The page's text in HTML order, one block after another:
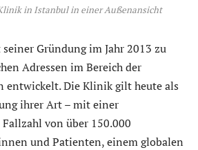
in Istanbul in einer Außenansicht
Gründung im Jahr 2013 zu
Adressen im Bereich der
entwickelt. Die Klinik gilt heute als
ihrer Art – mit einer
von über 150.000
und Patienten, einem globalen